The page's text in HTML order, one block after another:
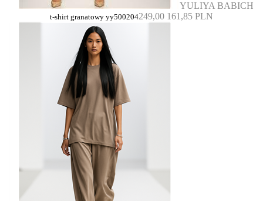
YULIYA BABICH
t-shirt granatowy yy500204249,00 161,85 PLN